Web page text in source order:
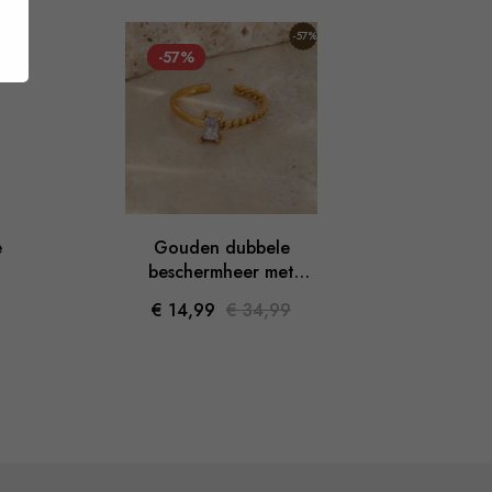
-57%
-57%
Gouden dubbele
beschermheer met
€ 14,99 € 34,99